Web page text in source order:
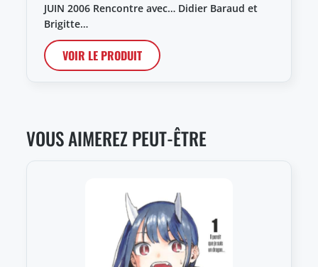
JUIN 2006 Rencontre avec… Didier Baraud et
Brigitte…
VOIR LE PRODUIT
VOUS AIMEREZ PEUT-ÊTRE